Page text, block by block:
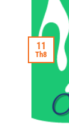
11
Th8